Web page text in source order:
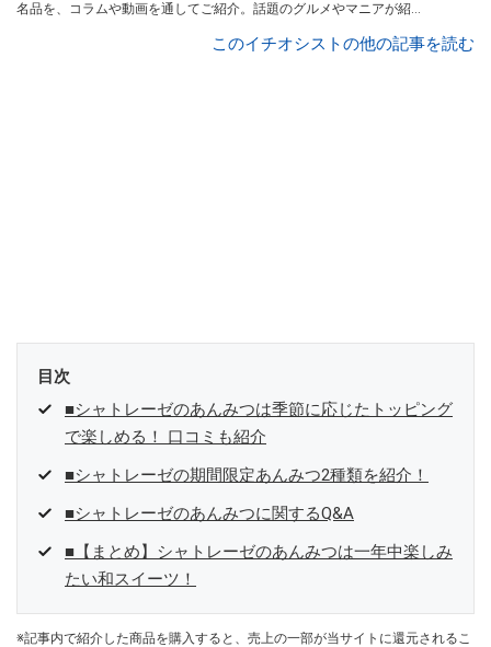
名品を、コラムや動画を通してご紹介。話題のグルメやマニアが紹介
インフルエンサーが実際に使用してレビューしています。毎日トレン
このイチオシストの他の記事を読む
目次
■シャトレーゼのあんみつは季節に応じたトッピング
で楽しめる！ 口コミも紹介
■シャトレーゼの期間限定あんみつ2種類を紹介！
■シャトレーゼのあんみつに関するQ&A
■【まとめ】シャトレーゼのあんみつは一年中楽しみ
たい和スイーツ！
※記事内で紹介した商品を購入すると、売上の一部が当サイトに還元されるこ